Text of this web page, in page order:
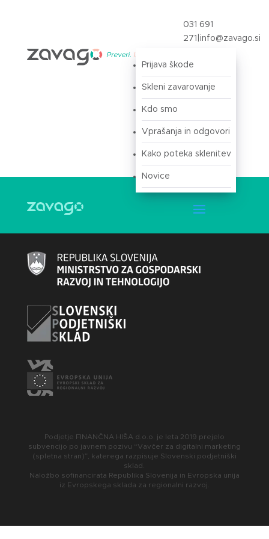
031 691
271 info@zavago.si
Prijava škode
Skleni zavarovanje
Kdo smo
Vprašanja in odgovori
Kako poteka sklenitev
Novice
Podjetje FINANČNA HIŠA d.o.o. je leta 2019 prejelo
subvencijo po javnem pozivu “Vavčer za digitalni marketing
(spletna stran)”, katerega razpisuje Slovenski podjetniški
sklad.
Naložbo sofinancirata Republika Slovenija in Evropska unija
iz Evropskega sklada za regionalni razvoj.